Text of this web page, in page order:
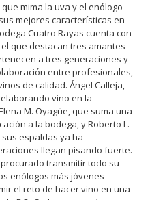
mima la uva y el enólogo
mejores características en
Cuatro Rayas cuenta con
que destacan tres amantes
a tres generaciones y
entre profesionales,
de calidad. Ángel Calleja,
vino en la
M. Oyagüe, que suma una
a la bodega, y Roberto L.
espaldas ya ha
llegan pisando fuerte.
transmitir todo su
enólogos más jóvenes
el reto de hacer vino en una